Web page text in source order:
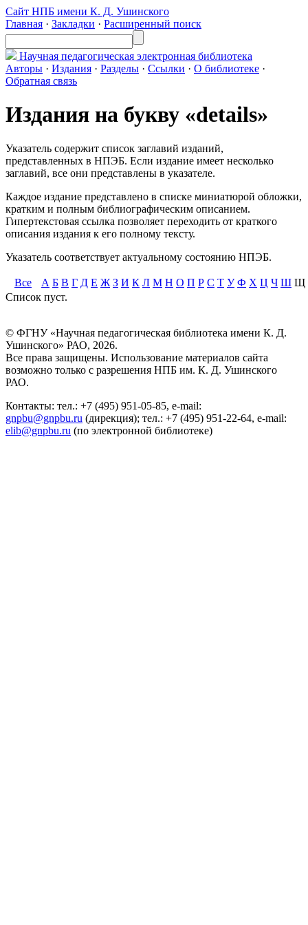
Сайт НПБ имени К. Д. Ушинского
Главная · Закладки · Расширенный поиск
Научная педагогическая электронная библиотека
Авторы · Издания · Разделы · Ссылки · О библиотеке ·
Обратная связь
Издания на букву «details»
Указатель содержит список заглавий изданий,
представленных в НПЭБ. Если издание имеет несколько
заглавий, все они представлены в указателе.
Каждое издание представлено в списке миниатюрой обложки,
кратким и полным библиографическим описанием.
Гипертекстовая ссылка позволяет переходить от краткого
описания издания к его полному тексту.
Указатель соответствует актуальному состоянию НПЭБ.
Все А Б В Г Д Е Ж З И К Л М Н О П Р С Т У Ф Х Ц Ч Ш Щ
Список пуст.
© ФГНУ «Научная педагогическая библиотека имени К. Д.
Ушинского» РАО, 2026.
Все права защищены. Использование материалов сайта
возможно только с разрешения НПБ им. К. Д. Ушинского
РАО.
Контакты: тел.: +7 (495) 951-05-85, e-mail:
gnpbu@gnpbu.ru (дирекция); тел.: +7 (495) 951-22-64, e-mail:
elib@gnpbu.ru (по электронной библиотеке)